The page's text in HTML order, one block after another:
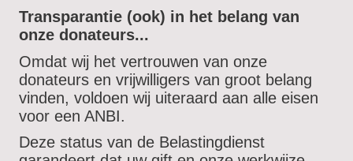
Transparantie (ook) in het belang van
onze donateurs...
Omdat wij het vertrouwen van onze
donateurs en vrijwilligers van groot belang
vinden, voldoen wij uiteraard aan alle eisen
voor een ANBI.
Deze status van de Belastingdienst